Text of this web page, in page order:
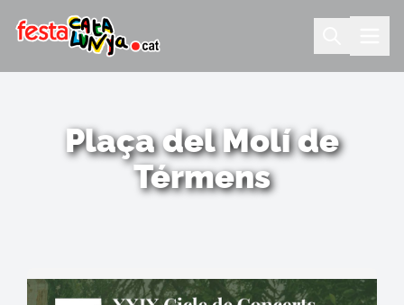
Plaça del Molí de
Térmens